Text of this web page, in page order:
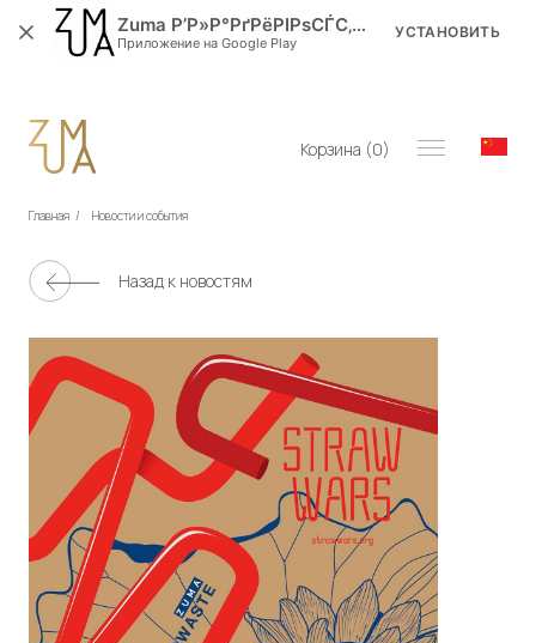
Корзина (0)
Главная / Новости и события
Назад к новостям
Zuma Р’Р»Р°РґРёРІРѕСЃС‚РѕРє
Приложение на Google Play
УСТАНОВИТЬ